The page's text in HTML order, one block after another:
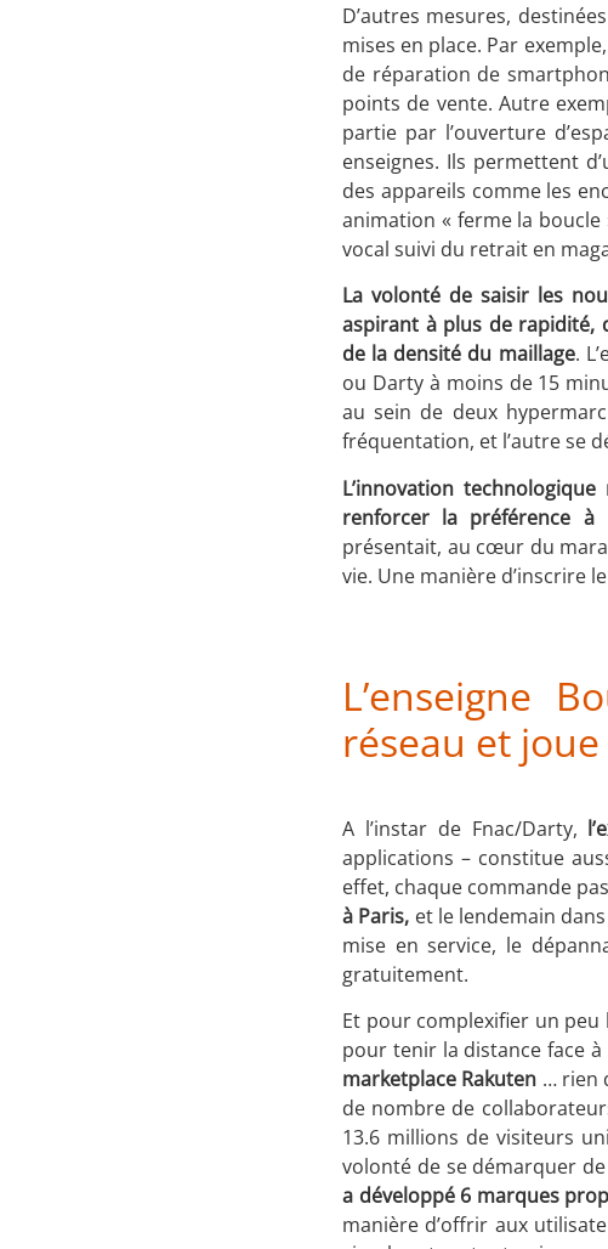
D’autres mesures,
mises en place. Par
de réparation de
points de vente. Autre
partie par l’ouverture
enseignes. Ils permettent
des appareils comme les
animation « ferme la boucle
vocal suivi du retrait en
La volonté de saisir les
aspirant à plus de rapidité,
de la densité du maillage.
ou Darty à moins de 15
au sein de deux
fréquentation, et l’autre se
L’innovation
renforcer la préférence à
présentait, au cœur du
vie. Une manière d’inscrire
L’enseigne
réseau et
A l’instar de Fnac/Darty,
applications – constitue
effet, chaque commande
à Paris, et le lendemain
mise en service, le
gratuitement.
Et pour complexifier un
pour tenir la distance face à
marketplace Rakuten … rien
de nombre de
13.6 millions de visiteurs
volonté de se démarquer
a développé 6 marques
manière d’offrir aux